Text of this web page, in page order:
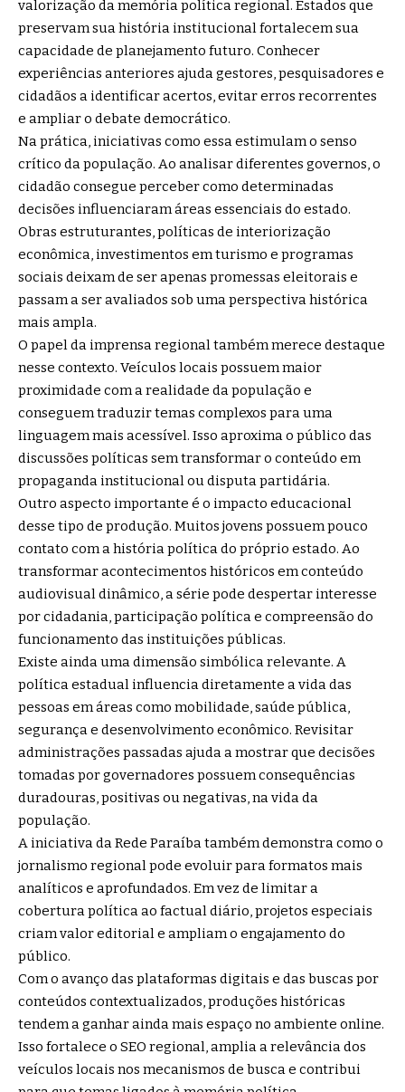
valorização da memória política regional. Estados que
preservam sua história institucional fortalecem sua
capacidade de planejamento futuro. Conhecer
experiências anteriores ajuda gestores, pesquisadores e
cidadãos a identificar acertos, evitar erros recorrentes
e ampliar o debate democrático.
Na prática, iniciativas como essa estimulam o senso
crítico da população. Ao analisar diferentes governos, o
cidadão consegue perceber como determinadas
decisões influenciaram áreas essenciais do estado.
Obras estruturantes, políticas de interiorização
econômica, investimentos em turismo e programas
sociais deixam de ser apenas promessas eleitorais e
passam a ser avaliados sob uma perspectiva histórica
mais ampla.
O papel da imprensa regional também merece destaque
nesse contexto. Veículos locais possuem maior
proximidade com a realidade da população e
conseguem traduzir temas complexos para uma
linguagem mais acessível. Isso aproxima o público das
discussões políticas sem transformar o conteúdo em
propaganda institucional ou disputa partidária.
Outro aspecto importante é o impacto educacional
desse tipo de produção. Muitos jovens possuem pouco
contato com a história política do próprio estado. Ao
transformar acontecimentos históricos em conteúdo
audiovisual dinâmico, a série pode despertar interesse
por cidadania, participação política e compreensão do
funcionamento das instituições públicas.
Existe ainda uma dimensão simbólica relevante. A
política estadual influencia diretamente a vida das
pessoas em áreas como mobilidade, saúde pública,
segurança e desenvolvimento econômico. Revisitar
administrações passadas ajuda a mostrar que decisões
tomadas por governadores possuem consequências
duradouras, positivas ou negativas, na vida da
população.
A iniciativa da Rede Paraíba também demonstra como o
jornalismo regional pode evoluir para formatos mais
analíticos e aprofundados. Em vez de limitar a
cobertura política ao factual diário, projetos especiais
criam valor editorial e ampliam o engajamento do
público.
Com o avanço das plataformas digitais e das buscas por
conteúdos contextualizados, produções históricas
tendem a ganhar ainda mais espaço no ambiente online.
Isso fortalece o SEO regional, amplia a relevância dos
veículos locais nos mecanismos de busca e contribui